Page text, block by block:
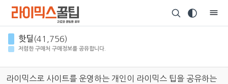
핫딜 (41,756)
저렴한 구매처 구매정보를 공유합니다.
라이믹스로 사이트를 운영하는 개인이 라이믹스 팁을 공유하는
Sketchbook5, 스케치북5